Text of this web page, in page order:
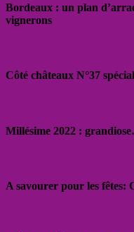
Bordeaux : un plan
vignerons
Côté châteaux N°37
Millésime 2022 :
A savourer pour les fêtes: